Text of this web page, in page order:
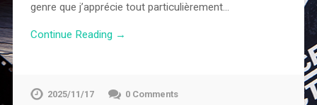
genre que j’apprécie tout particulièrement…
Continue Reading →
2025/11/17 0 Comments